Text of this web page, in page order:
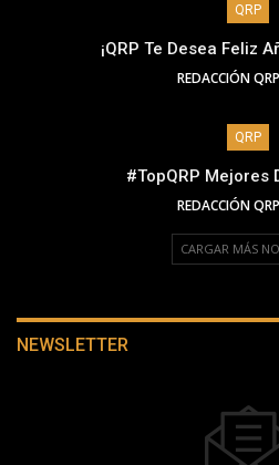
QRP
¡QRP Te Desea Feliz
REDACCIÓN QRP
QRP
#TopQRP Mejores
REDACCIÓN QRP
CARGAR MÁS
NEWSLETTER